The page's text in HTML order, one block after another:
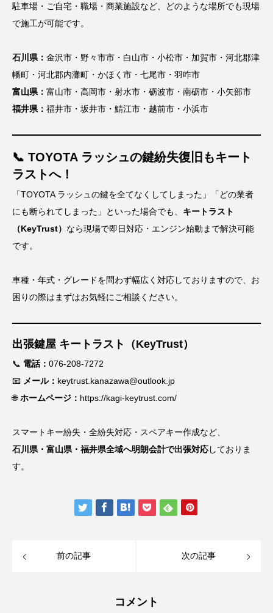
駐車場・ご自宅・職場・商業施設など、どのような場所でも現場
で施工が可能です。
石川県： 金沢市・野々市市・白山市・小松市・加賀市・河北郡津
幡町・河北郡内灘町・かほく市・七尾市・羽咋市
富山県： 富山市・高岡市・射水市・砺波市・南砺市・小矢部市
福井県： 福井市・坂井市・鯖江市・越前市・小浜市
📞 TOYOTA ラッシュの鍵紛失復旧もキート
ラストへ！
「TOYOTA ラッシュの鍵を全てなくしてしまった」「どの業者
にも断られてしまった」といった場合でも、 キートラスト
（KeyTrust） なら現場で即日対応・エンジン始動まで解決可能
です。
車種・年式・グレードを問わず幅広く対応しておりますので、お
困りの際はまずはお気軽にご相談ください。
出張鍵屋 キートラスト（KeyTrust）
📞 電話： 076-208-7272
📧 メール： keytrust.kanazawa@outlook.jp
🌐ホームページ： https://kagi-keytrust.com/
スマートキー紛失・全紛失対応・スペアキー作成など、
石川県・富山県・福井県全域へ明朗会計で出張対応しておりま
す。
前の記事 次の記事
コメント